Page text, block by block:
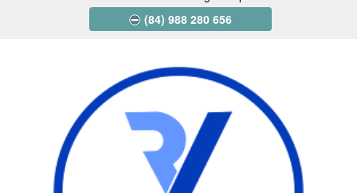
(84) 988 280 656